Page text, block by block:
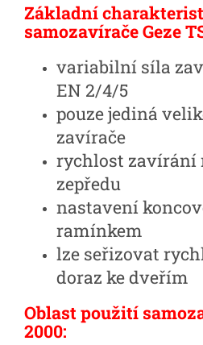
Základní
samozavírače Geze
variabilní síla
EN 2/4/5
pouze jediná
zavírače
rychlost zavírání
zepředu
nastavení
ramínkem
lze seřizovat
doraz ke dveřím
Oblast použití
2000: